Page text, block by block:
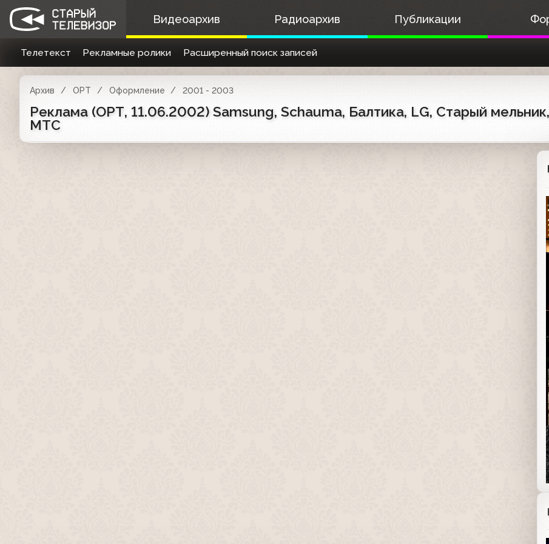
Видеоархив Радиоархив Публикации
Телетекст Рекламные ролики Расширенный поиск записей
Архив ОРТ Оформление 2001 - 2003
Реклама (ОРТ, 11.06.2002) Samsung, Schauma, Балтика, LG, Старый
МТС